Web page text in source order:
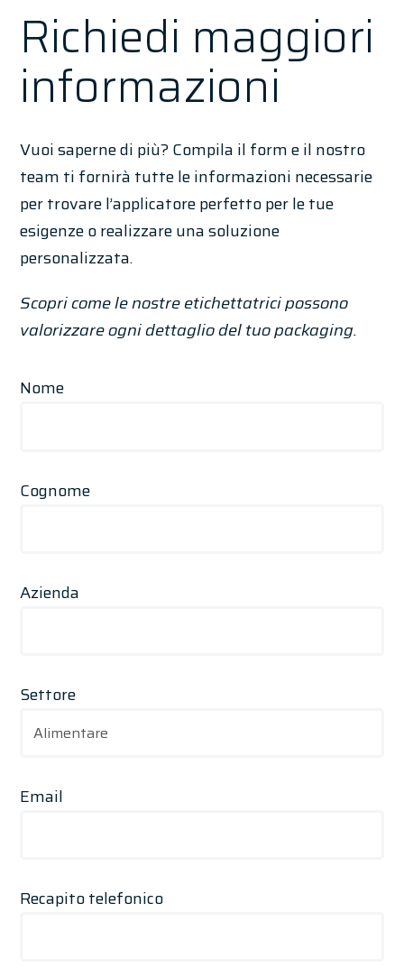
Richiedi maggiori
informazioni
Vuoi saperne di più? Compila il form e il nostro
team ti fornirà tutte le informazioni necessarie
per trovare l’applicatore perfetto per le tue
esigenze o realizzare una soluzione
personalizzata.
Scopri come le nostre etichettatrici possono
valorizzare ogni dettaglio del tuo packaging.
Nome
Cognome
Azienda
Settore
Email
Recapito telefonico